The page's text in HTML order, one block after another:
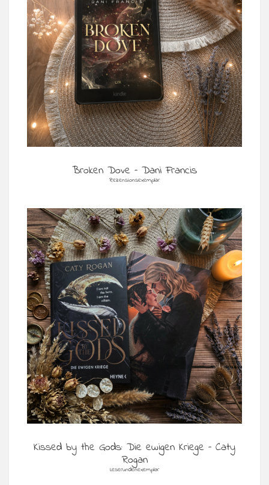
Broken Dove – Dani Francis
Rezensionsexemplar
Kissed by the Gods: Die ewigen Kriege – Caty
Rogan
Leserundenexemplar